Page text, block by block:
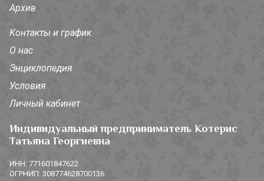
Архив
Контакты и график
О нас
Энциклопедия
Условия
Личный кабинет
Индивидуальный предприниматель Котерис
Татьяна Георгиевна
ИНН: 771601847622
ОГРНИП: 308774628700136